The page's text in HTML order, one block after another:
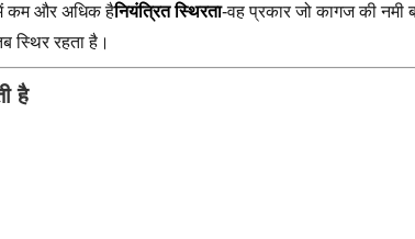
कम और अधिक हैनियंत्रित स्थिरता-वह प्रकार जो कागज की नमी
स्थिर रहता है।
है